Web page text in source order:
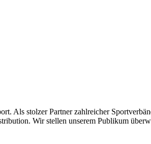
Als stolzer Partner zahlreicher
Wir stellen unserem Publikum